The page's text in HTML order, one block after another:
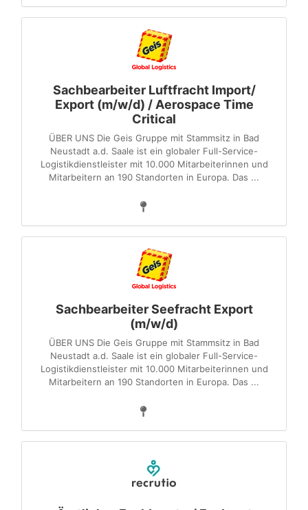
Sachbearbeiter Luftfracht Import/
Export (m/w/d) / Aerospace Time
Critical
ÜBER UNS Die Geis Gruppe mit Stammsitz in Bad
Neustadt a.d. Saale ist ein globaler Full-Service-
Logistikdienstleister mit 10.000 Mitarbeiterinnen und
Mitarbeitern an 190 Standorten in Europa. Das ...
Sachbearbeiter Seefracht Export
(m/w/d)
ÜBER UNS Die Geis Gruppe mit Stammsitz in Bad
Neustadt a.d. Saale ist ein globaler Full-Service-
Logistikdienstleister mit 10.000 Mitarbeiterinnen und
Mitarbeitern an 190 Standorten in Europa. Das ...